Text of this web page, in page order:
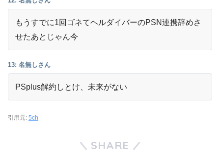
もうすでに1回ゴネてヘルダイバーのPSN連携辞めさ
せたあとじゃん今
13: 名無しさん
PSplus解約しとけ、未来がない
引用元: 5ch
SHARE